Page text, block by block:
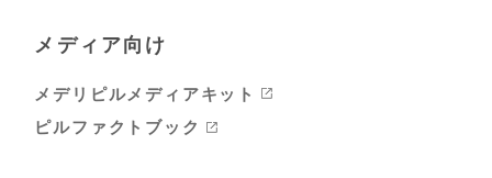
メディア向け
メデリピルメディアキット
ピルファクトブック